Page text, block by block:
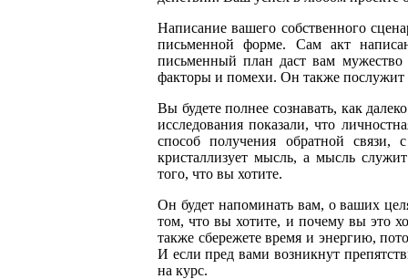
Написание вашего собственного
письменной форме. Сам акт
письменный план даст вам мужество
факторы и помехи. Он также послужит
Вы будете полнее сознавать, как
исследования показали, что
способ получения обратной
кристаллизует мысль, а мысль
того, что вы хотите.
Он будет напоминать вам, о ваших
том, что вы хотите, и почему вы это
также сбережете время и энергию,
И если пред вами возникнут
на курс.